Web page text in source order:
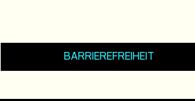
BARRIEREFREIHEIT